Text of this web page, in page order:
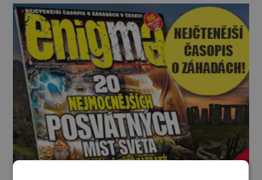
výzdobě Rosslynské kaple skutečně ukryty stopy
templářů, svobodných zednářů nebo dokonce
Svatého grálu? Nebo jde o j